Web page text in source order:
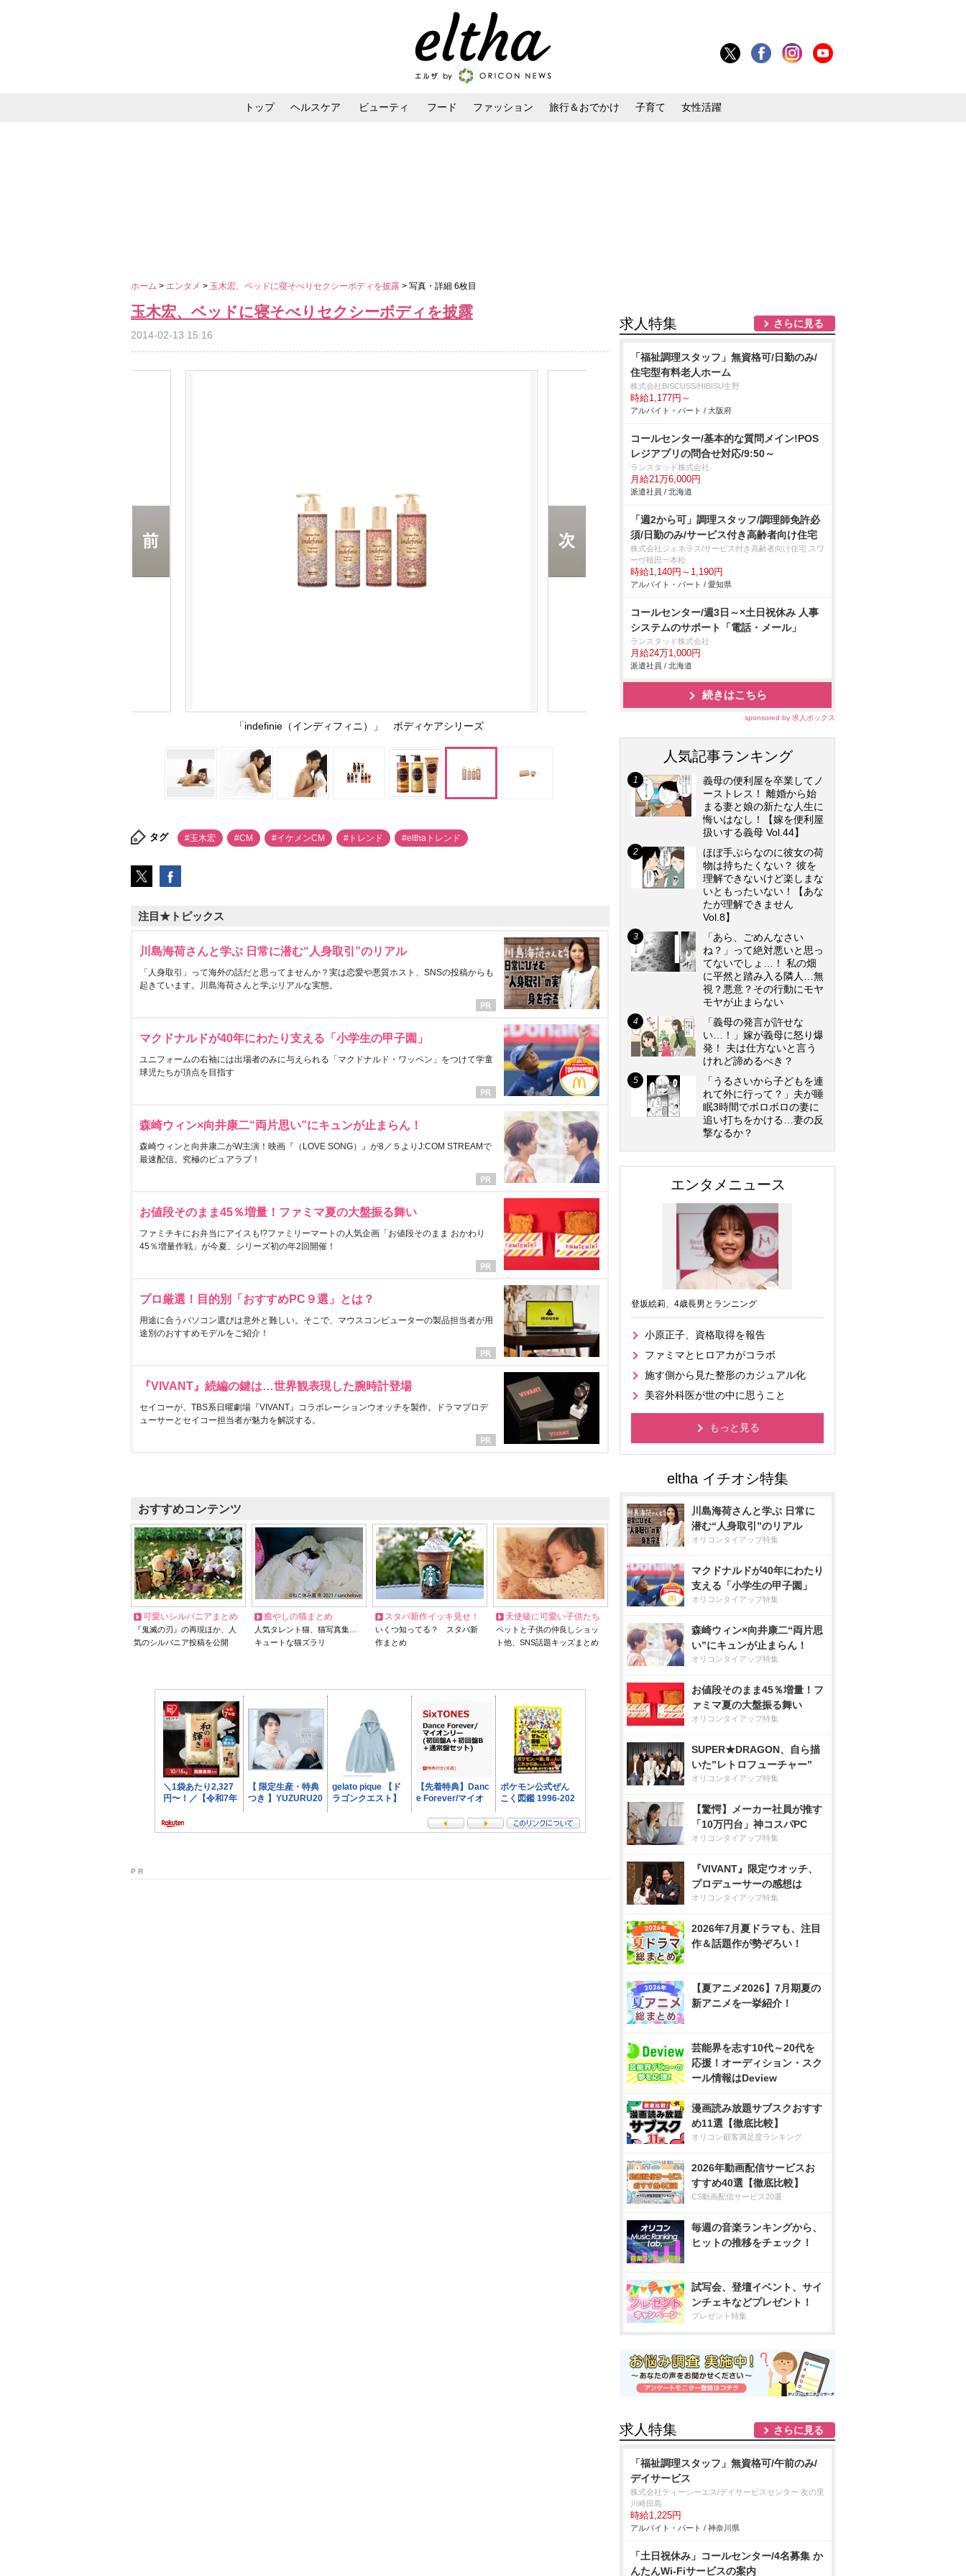
トップ ヘルスケア ビューティ フード ファッション 旅行＆おでかけ 子育て 女性活躍
ホーム > エンタメ > 玉木宏、ベッドに寝そべりセクシーボディを披露 > 写真・詳細 6枚目
玉木宏、ベッドに寝そべりセクシーボディを披露
2014-02-13 15:16
「indefinie（インディフィニ）」 ボディケアシリーズ
タグ #玉木宏 #CM #イケメンCM #トレンド #elthaトレンド
注目★トピックス
川島海荷さんと学ぶ 日常に潜む“人身取引”のリアル
「人身取引」って海外の話だと思ってませんか？実は恋愛や悪質ホスト、SNSの投稿からも
起きています。川島海荷さんと学ぶリアルな実態。
マクドナルドが40年にわたり支える「小学生の甲子園」
ユニフォームの右袖には出場者のみに与えられる「マクドナルド・ワッペン」をつけて学童
球児たちが頂点を目指す
森崎ウィン×向井康二“両片思い”にキュンが止まらん！
森崎ウィンと向井康二がW主演！映画『（LOVE SONG）』が8／５よりJ:COM STREAMで
最速配信。究極のピュアラブ！
お値段そのまま45％増量！ファミマ夏の大盤振る舞い
ファミチキにお弁当にアイスも!?ファミリーマートの人気企画「お値段そのまま おかわり
45％増量作戦」が今夏、シリーズ初の年2回開催！
プロ厳選！目的別「おすすめPC９選」とは？
用途に合うパソコン選びは意外と難しい。そこで、マウスコンピューターの製品担当者が用
途別のおすすめモデルをご紹介！
『VIVANT』続編の鍵は…世界観表現した腕時計登場
セイコーが、TBS系日曜劇場『VIVANT』コラボレーションウオッチを製作。ドラマプロデ
ューサーとセイコー担当者が魅力を解説する。
おすすめコンテンツ
可愛いシルバニアまとめ
『鬼滅の刃』の再現ほか、人
気のシルバニア投稿を公開
癒やしの猫まとめ
人気タレント猫、猫写真集…
キュートな猫ズラリ
スタバ新作イッキ見せ！
いくつ知ってる？ スタバ新
作まとめ
天使級に可愛い子供たち
ペットと子供の仲良しショッ
ト他、SNS話題キッズまとめ
P R
求人特集 さらに見る
「福祉調理スタッフ」無資格可/日勤のみ/
住宅型有料老人ホーム
株式会社BISCUSS/HIBISU生野
時給1,177円～
アルバイト・パート / 大阪府
コールセンター/基本的な質問メイン!POS
レジアプリの問合せ対応/9:50～
ランスタッド株式会社
月給21万6,000円
派遣社員 / 北海道
「週2から可」調理スタッフ/調理師免許必
須/日勤のみ/サービス付き高齢者向け住宅
株式会社ジェネラス/サービス付き高齢者向け住宅 スワ
ーヴ植田一本松
時給1,140円～1,190円
アルバイト・パート / 愛知県
コールセンター/週3日～×土日祝休み 人事
システムのサポート「電話・メール」
ランスタッド株式会社
月給24万1,000円
派遣社員 / 北海道
続きはこちら
sponsored by 求人ボックス
人気記事ランキング
義母の便利屋を卒業してノ
ーストレス！ 離婚から始
まる妻と娘の新たな人生に
悔いはなし！【嫁を便利屋
扱いする義母 Vol.44】
ほぼ手ぶらなのに彼女の荷
物は持ちたくない？ 彼を
理解できないけど楽しまな
いともったいない！【あな
たが理解できません
Vol.8】
「あら、ごめんなさい
ね？」って絶対悪いと思っ
てないでしょ…！ 私の畑
に平然と踏み入る隣人…無
視？悪意？その行動にモヤ
モヤが止まらない
「義母の発言が許せな
い…！」嫁が義母に怒り爆
発！ 夫は仕方ないと言う
けれど諦めるべき？
「うるさいから子どもを連
れて外に行って？」夫が睡
眠3時間でボロボロの妻に
追い打ちをかける…妻の反
撃なるか？
エンタメニュース
登坂絵莉、4歳長男とランニング
小原正子、資格取得を報告
ファミマとヒロアカがコラボ
施す側から見た整形のカジュアル化
美容外科医が世の中に思うこと
もっと見る
川島海荷さんと学ぶ 日常に
潜む“人身取引”のリアル
オリコンタイアップ特集
マクドナルドが40年にわたり
支える「小学生の甲子園」
オリコンタイアップ特集
森崎ウィン×向井康二“両片思
い”にキュンが止まらん！
オリコンタイアップ特集
お値段そのまま45％増量！フ
ァミマ夏の大盤振る舞い
オリコンタイアップ特集
SUPER★DRAGON、自ら描
いた”レトロフューチャー”
オリコンタイアップ特集
【驚愕】メーカー社員が推す
「10万円台」神コスパPC
オリコンタイアップ特集
『VIVANT』限定ウオッチ、
プロデューサーの感想は
オリコンタイアップ特集
2026年7月夏ドラマも、注目
作＆話題作が勢ぞろい！
【夏アニメ2026】7月期夏の
新アニメを一挙紹介！
芸能界を志す10代～20代を
応援！オーディション・スク
ール情報はDeview
漫画読み放題サブスクおすす
め11選【徹底比較】
オリコン顧客満足度ランキング
2026年動画配信サービスお
すすめ40選【徹底比較】
CS動画配信サービス20選
毎週の音楽ランキングから、
ヒットの推移をチェック！
試写会、登壇イベント、サイ
ンチェキなどプレゼント！
プレゼント特集
求人特集 さらに見る
「福祉調理スタッフ」無資格可/午前のみ/
デイサービス
株式会社ティーシーエス/デイサービスセンター 友の里
川崎田島
時給1,225円
アルバイト・パート / 神奈川県
「土日祝休み」コールセンター/4名募集 か
んたんWi-Fiサービスの案内